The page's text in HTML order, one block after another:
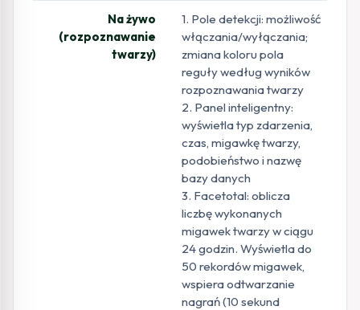
Na żywo
(rozpoznawanie
twarzy)
1. Pole detekcji: możliwość
włączania/wyłączania;
zmiana koloru pola
reguły według wyników
rozpoznawania twarzy
2. Panel inteligentny:
wyświetla typ zdarzenia,
czas, migawkę twarzy,
podobieństwo i nazwę
bazy danych
3. Facetotal: oblicza
liczbę wykonanych
migawek twarzy w ciągu
24 godzin. Wyświetla do
50 rekordów migawek,
wspiera odtwarzanie
nagrań (10 sekund